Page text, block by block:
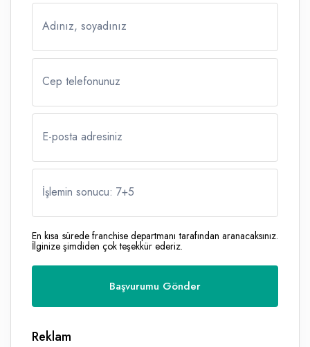
Adınız, soyadınız
Cep telefonunuz
E-posta adresiniz
İşlemin sonucu: 7+5
En kısa sürede franchise departmanı tarafından aranacaksınız.
İlginize şimdiden çok teşekkür ederiz.
Reklam